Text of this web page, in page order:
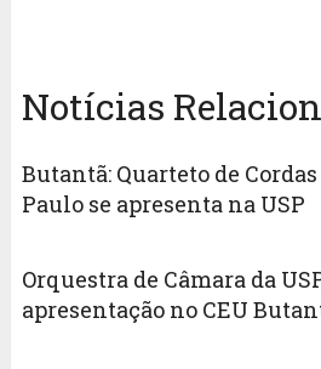
Notícias
Butantã: Quarteto de Cordas
Paulo se apresenta na USP
Orquestra de Câmara da
apresentação no CEU